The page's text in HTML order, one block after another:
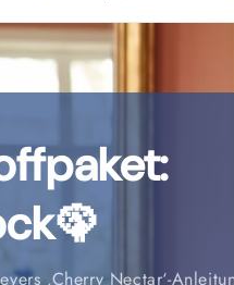
‚Cherry Nectar‘-